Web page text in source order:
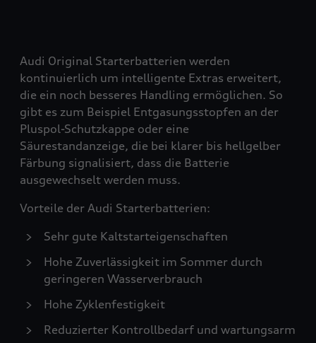
Audi Original Starterbatterien werden
kontinuierlich um intelligente Extras erweitert,
die ein noch besseres Handling ermöglichen. So
gibt es zum Beispiel Entgasungsstopfen an der
Pluspol-Schutzkappe oder eine
Säurestandanzeige, die bei klarer bis hellgelber
Färbung signalisiert, dass die Batterie
ausgewechselt werden muss.
Vorteile der Audi Starterbatterien:
Sehr gute Kaltstarteigenschaften
Hohe Zuverlässigkeit im Sommer durch
geringeren Wasserverbrauch
Hohe Zyklenfestigkeit
Reduzierter Kontrollbedarf und wartungsarm